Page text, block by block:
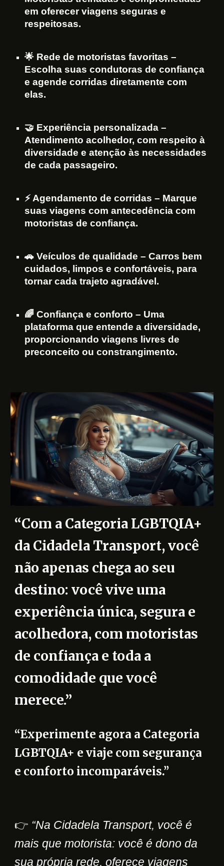
em oferecer viagens seguras e
respeitosas.
🌟 Rede de motoristas favoritas –
Escolha suas condutoras de confiança
e agende corridas diretamente com
elas.
🤝 Experiência personalizada –
Atendimento acolhedor, com respeito à
diversidade e atenção às necessidades
de cada passageiro.
⚡ Agendamento de corridas – Marque
suas viagens com antecedência com
motoristas de confiança.
🚗 Veículos de qualidade – Carros bem
cuidados, limpos e confortáveis, para
tornar cada trajeto agradável.
🌈 Confiança e conforto – Uma
plataforma que entende a diversidade,
proporcionando viagens livres de
preconceito ou constrangimento.
“Com a Categoria LGBTQIA+
da Cidadela Transport, você
não apenas chega ao seu
destino: você vive uma
experiência única, segura e
acolhedora, com motoristas
de confiança e toda a
comodidade que você
merece.”
“Experimente agora a Categoria
LGBTQIA+ e viaje com segurança
e conforto incomparáveis.”
👉 “Na Cidadela Transport, você é
mais que motorista: você é dono da
sua própria rede, oferece viagens